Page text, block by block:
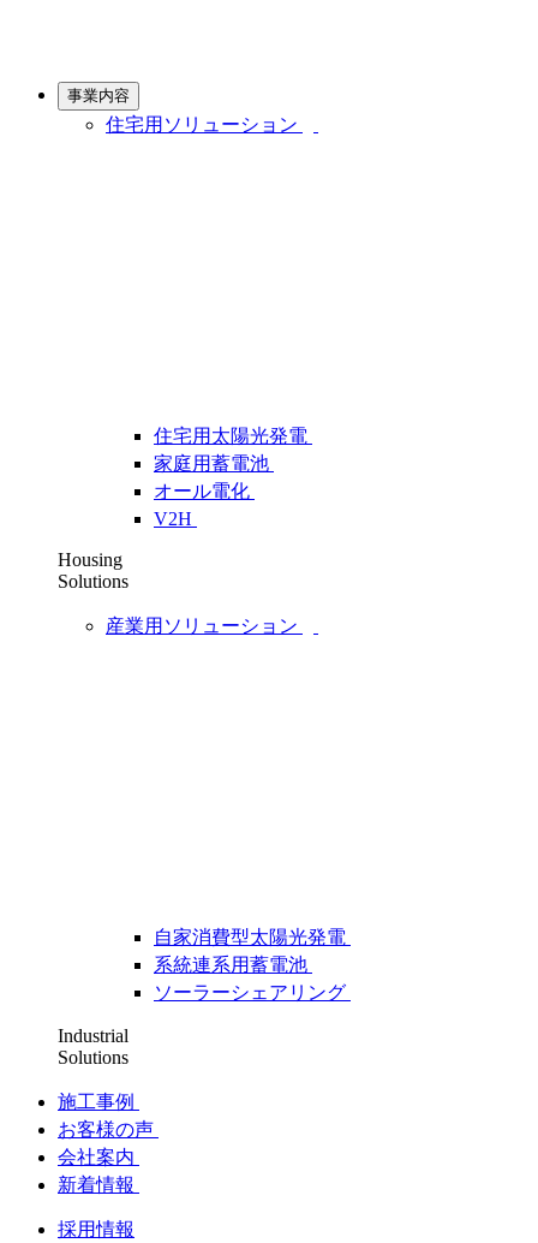
事業内容
住宅用ソリューション
住宅用太陽光発電
家庭用蓄電池
オール電化
V2H
Housing
Solutions
産業用ソリューション
自家消費型太陽光発電
系統連系用蓄電池
ソーラーシェアリング
Industrial
Solutions
施工事例
お客様の声
会社案内
新着情報
採用情報